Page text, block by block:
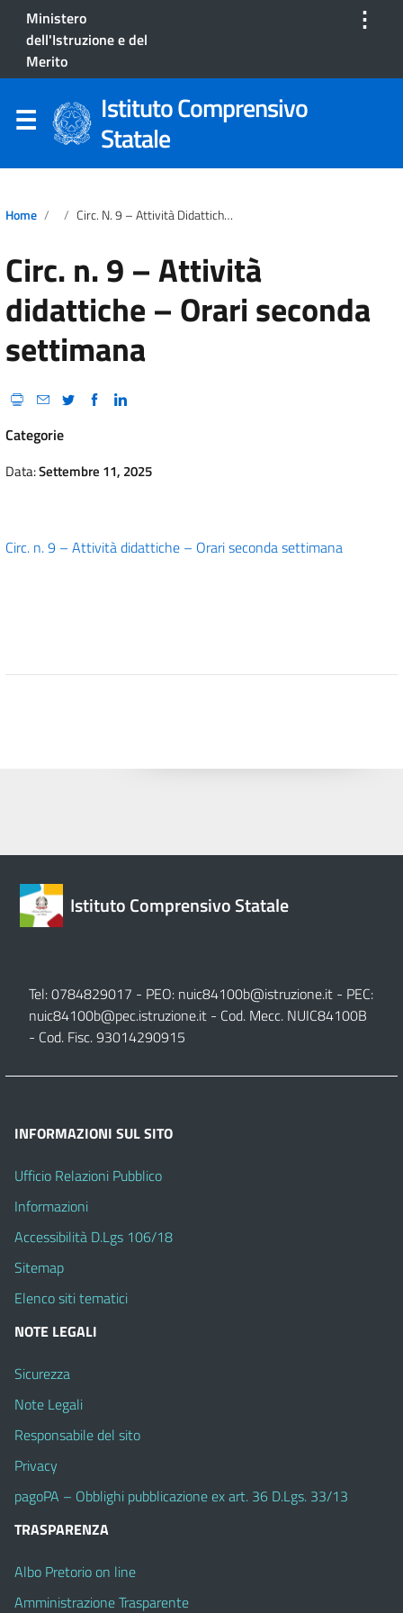
Ministero
dell'Istruzione e del
Merito
⋮
Istituto Comprensivo
Statale
Home Circ. N. 9 – Attività Didattiche – Orari Seconda Settimana
Circ. n. 9 – Attività
didattiche – Orari seconda
settimana
Categorie
Data:Settembre 11, 2025
Circ. n. 9 – Attività didattiche – Orari seconda settimana
Istituto Comprensivo Statale
Tel: 0784829017 - PEO: nuic84100b@istruzione.it - PEC:
nuic84100b@pec.istruzione.it - Cod. Mecc. NUIC84100B
- Cod. Fisc. 93014290915
INFORMAZIONI SUL SITO
Ufficio Relazioni Pubblico
Informazioni
Accessibilità D.Lgs 106/18
Sitemap
Elenco siti tematici
NOTE LEGALI
Sicurezza
Note Legali
Responsabile del sito
Privacy
pagoPA – Obblighi pubblicazione ex art. 36 D.Lgs. 33/13
TRASPARENZA
Albo Pretorio on line
Amministrazione Trasparente